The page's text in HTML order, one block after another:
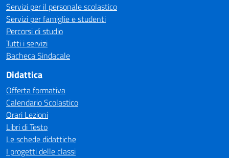
Servizi per il personale scolastico
Servizi per famiglie e studenti
Percorsi di studio
Tutti i servizi
Bacheca Sindacale
Didattica
Offerta formativa
Calendario Scolastico
Orari Lezioni
Libri di Testo
Le schede didattiche
I progetti delle classi